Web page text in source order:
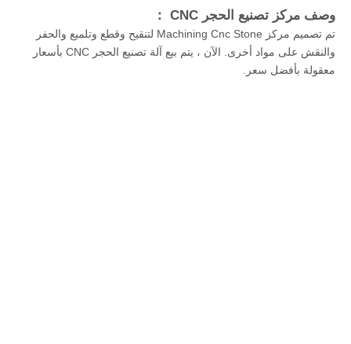
وصف مركز تصنيع الحجر CNC ：
تم تصميم مركز Machining Cnc Stone لتنقيح وقطع وتلميع والحفر
والنقش على مواد أخرى. الآن ، يتم بيع آلة تصنيع الحجر CNC بأسعار
معقولة بأفضل سعر.